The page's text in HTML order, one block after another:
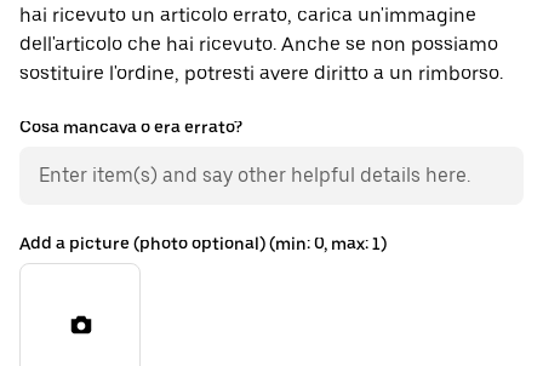
hai ricevuto un articolo errato, carica un'immagine
dell'articolo che hai ricevuto. Anche se non possiamo
sostituire l'ordine, potresti avere diritto a un rimborso.
Cosa mancava o era errato?
Add a picture (photo optional) (min: 0, max: 1)